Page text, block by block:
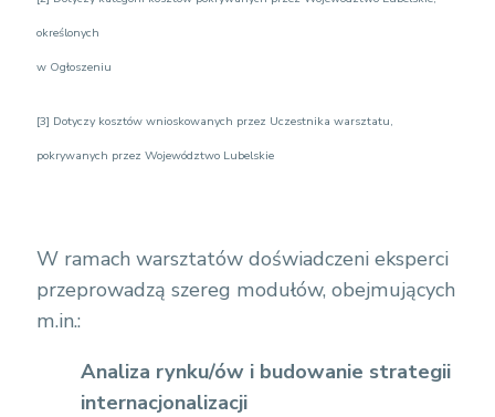
określonych
w Ogłoszeniu
[3] Dotyczy kosztów wnioskowanych przez Uczestnika warsztatu,
pokrywanych przez Województwo Lubelskie
W ramach warsztatów doświadczeni eksperci
przeprowadzą szereg modułów, obejmujących
m.in.:
Analiza rynku/ów i budowanie strategii
internacjonalizacji